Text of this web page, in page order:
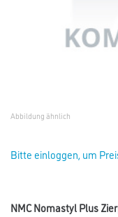
Abbildung ähnlich
Bitte einloggen, um
NMC Nomastyl Plus